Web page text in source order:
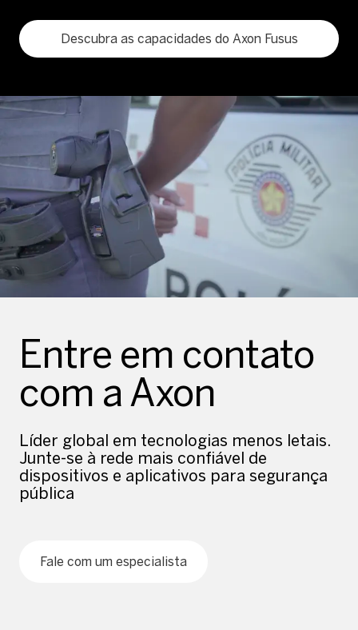
Descubra as capacidades do Axon Fusus
Entre em contato
com a Axon
Líder global em tecnologias menos letais.
Junte-se à rede mais confiável de
dispositivos e aplicativos para segurança
pública
Fale com um especialista